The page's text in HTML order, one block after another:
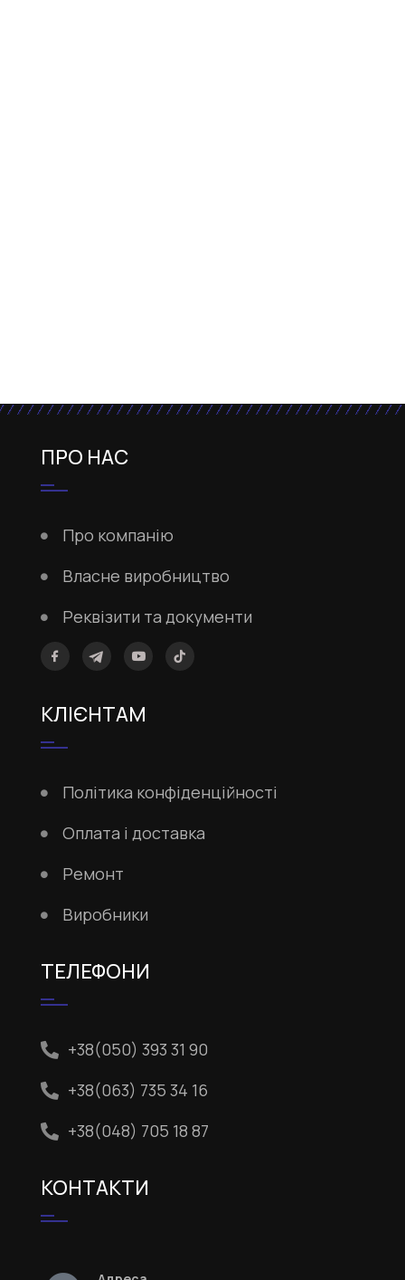
ПРО НАС
Про компанію
Власне виробництво
Реквізити та документи
КЛІЄНТАМ
Політика конфіденційності
Оплата і доставка
Ремонт
Виробники
ТЕЛЕФОНИ
+38(050) 393 31 90
+38(063) 735 34 16
+38(048) 705 18 87
КОНТАКТИ